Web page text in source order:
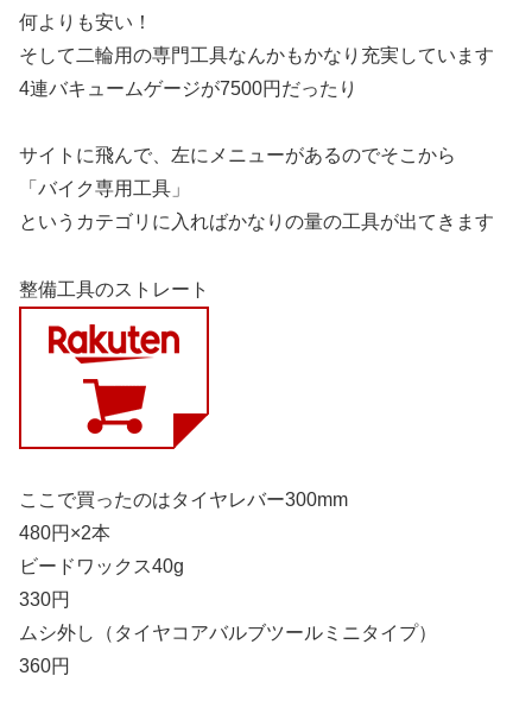
何よりも安い！
そして二輪用の専門工具なんかもかなり充実しています
4連バキュームゲージが7500円だったり
サイトに飛んで、左にメニューがあるのでそこから
「バイク専用工具」
というカテゴリに入ればかなりの量の工具が出てきます
整備工具のストレート
ここで買ったのはタイヤレバー300mm
480円×2本
ビードワックス40g
330円
ムシ外し（タイヤコアバルブツールミニタイプ）
360円